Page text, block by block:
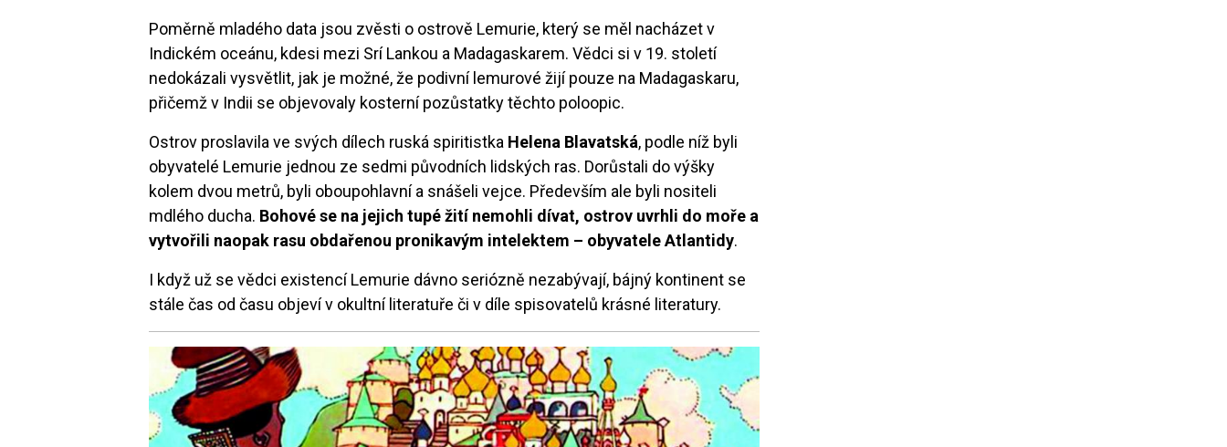
Poměrně mladého data jsou zvěsti o ostrově Lemurie, který se měl nacházet v
Indickém oceánu, kdesi mezi Srí Lankou a Madagaskarem. Vědci si v 19. století
nedokázali vysvětlit, jak je možné, že podivní lemurové žijí pouze na Madagaskaru,
přičemž v Indii se objevovaly kosterní pozůstatky těchto poloopic.
Ostrov proslavila ve svých dílech ruská spiritistka Helena Blavatská, podle níž byli
obyvatelé Lemurie jednou ze sedmi původních lidských ras. Dorůstali do výšky
kolem dvou metrů, byli oboupohlavní a snášeli vejce. Především ale byli nositeli
mdlého ducha. Bohové se na jejich tupé žití nemohli dívat, ostrov uvrhli do moře a
vytvořili naopak rasu obdařenou pronikavým intelektem – obyvatele Atlantidy.
I když už se vědci existencí Lemurie dávno seriózně nezabývají, bájný kontinent se
stále čas od času objeví v okultní literatuře či v díle spisovatelů krásné literatury.